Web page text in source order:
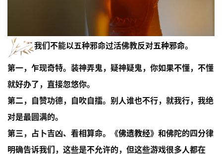
我们不能以五种邪命过活佛教反对五种邪命。
第一，乍现奇特。装神弄鬼，疑神疑鬼，你如果不懂，不懂
就好办了，直接忽悠你。
第二，自赞功德，自吹自擂。别人谁也不行，就我行，我绝
对是最圆满的。
第三，占卜吉凶、看相算命。《佛遗教经》和佛陀的四分律
明确告诉我们，这些是不允许的，但这些游戏很多人都在